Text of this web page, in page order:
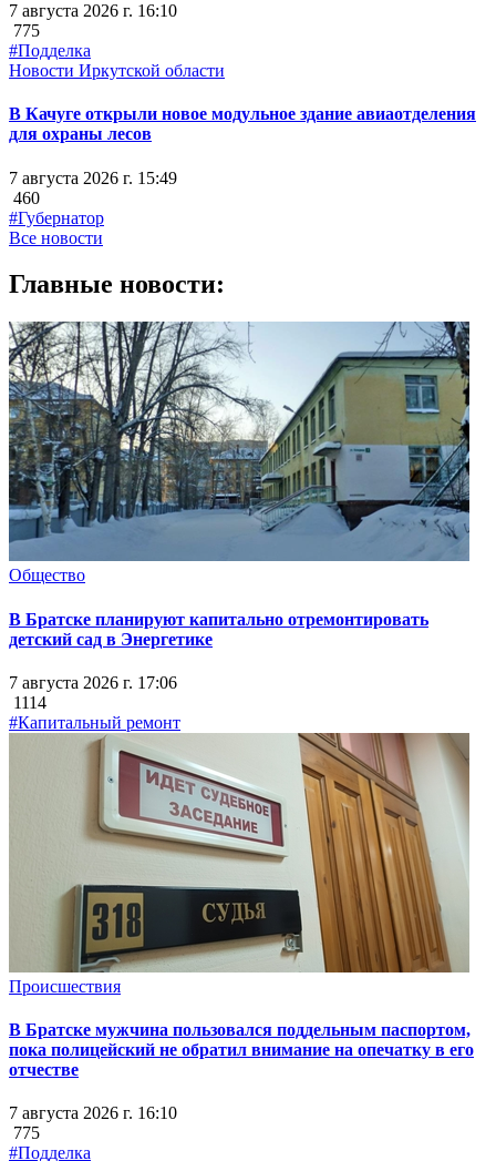
7 августа 2026 г. 16:10
775
#Подделка
Новости Иркутской области
В Качуге открыли новое модульное здание авиаотделения
для охраны лесов
7 августа 2026 г. 15:49
460
#Губернатор
Все новости
Главные новости:
Общество
В Братске планируют капитально отремонтировать
детский сад в Энергетике
7 августа 2026 г. 17:06
1114
#Капитальный ремонт
Происшествия
В Братске мужчина пользовался поддельным паспортом,
пока полицейский не обратил внимание на опечатку в его
отчестве
7 августа 2026 г. 16:10
775
#Подделка